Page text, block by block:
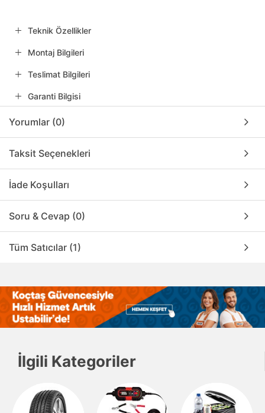
Teknik Özellikler
Montaj Bilgileri
Teslimat Bilgileri
Garanti Bilgisi
Yorumlar (0)
Taksit Seçenekleri
İade Koşulları
Soru & Cevap (0)
Tüm Satıcılar (1)
İlgili Kategoriler